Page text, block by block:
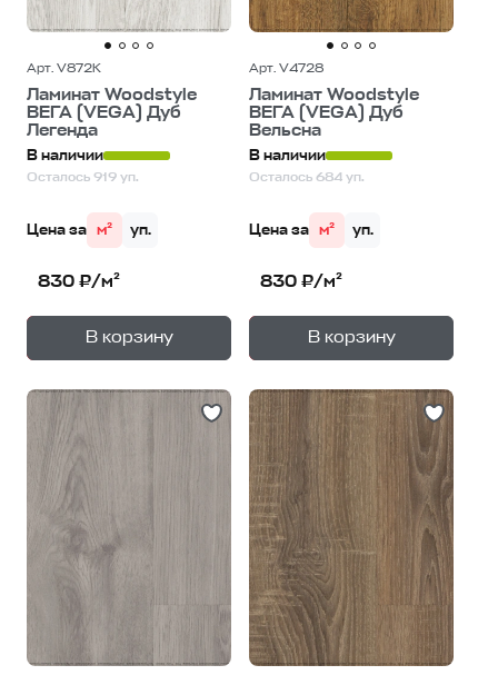
Арт. V872K
Ламинат Woodstyle
ВЕГА (VEGA) Дуб
Легенда
В наличии
Осталось 919 уп.
Цена за м² уп.
830 ₽/м²
В корзину
— 1уп.
Арт. V4728
Ламинат Woodstyle
ВЕГА (VEGA) Дуб
Вельсна
В наличии
Осталось 684 уп.
Цена за м² уп.
830 ₽/м²
В корзину
— 1уп.